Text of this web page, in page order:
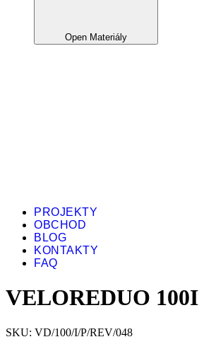
Open Materiály
PROJEKTY
OBCHOD
BLOG
KONTAKTY
FAQ
VELOREDUO 100I
SKU: VD/100/I/P/REV/048